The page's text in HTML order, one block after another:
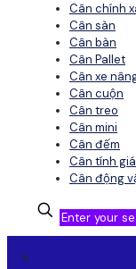
Cân chính
Cân sàn
Cân bàn
Cân Pallet
Cân xe
Cân cuộn
Cân treo
Cân mini
Cân đếm
Cân tính
Cân động
✕